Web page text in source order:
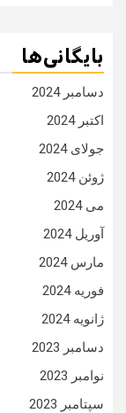
بایگانی‌ها
دسامبر 2024
اکتبر 2024
جولای 2024
ژوئن 2024
می 2024
آوریل 2024
مارس 2024
فوریه 2024
ژانویه 2024
دسامبر 2023
نوامبر 2023
سپتامبر 2023